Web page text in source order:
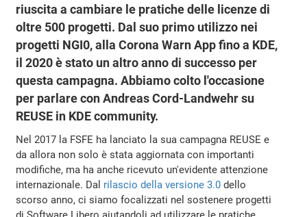
riuscita a cambiare le pratiche delle licenze di
oltre 500 progetti. Dal suo primo utilizzo nei
progetti NGI0, alla Corona Warn App fino a KDE,
il 2020 è stato un altro anno di successo per
questa campagna. Abbiamo colto l'occasione
per parlare con Andreas Cord-Landwehr su
REUSE in KDE community.
Nel 2017 la FSFE ha lanciato la sua campagna REUSE e
da allora non solo è stata aggiornata con importanti
modifiche, ma ha anche ricevuto un'evidente attenzione
internazionale. Dal rilascio della versione 3.0 dello
scorso anno, ci siamo focalizzati nel sostenere progetti